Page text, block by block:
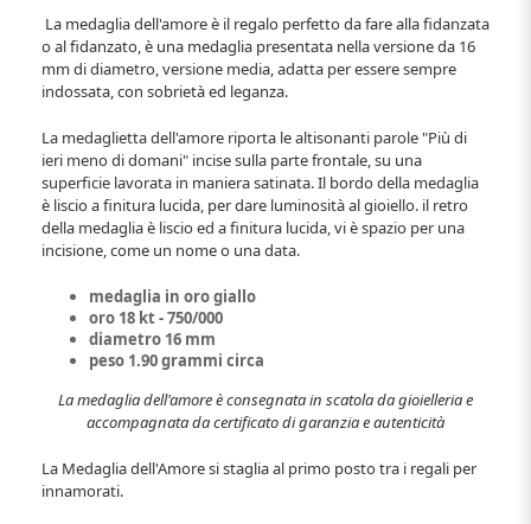
La medaglia dell'amore è il regalo perfetto da fare alla fidanzata
o al fidanzato, è una medaglia presentata nella versione da 16
mm di diametro, versione media, adatta per essere sempre
indossata, con sobrietà ed leganza.
La medaglietta dell'amore riporta le altisonanti parole "Più di
ieri meno di domani" incise sulla parte frontale, su una
superficie lavorata in maniera satinata. Il bordo della medaglia
è liscio a finitura lucida, per dare luminosità al gioiello. il retro
della medaglia è liscio ed a finitura lucida, vi è spazio per una
incisione, come un nome o una data.
medaglia in oro giallo
oro 18 kt - 750/000
diametro 16 mm
peso 1.90 grammi circa
La medaglia dell'amore è consegnata in scatola da gioielleria e
accompagnata da certificato di garanzia e autenticità
La Medaglia dell'Amore si staglia al primo posto tra i regali per
innamorati.